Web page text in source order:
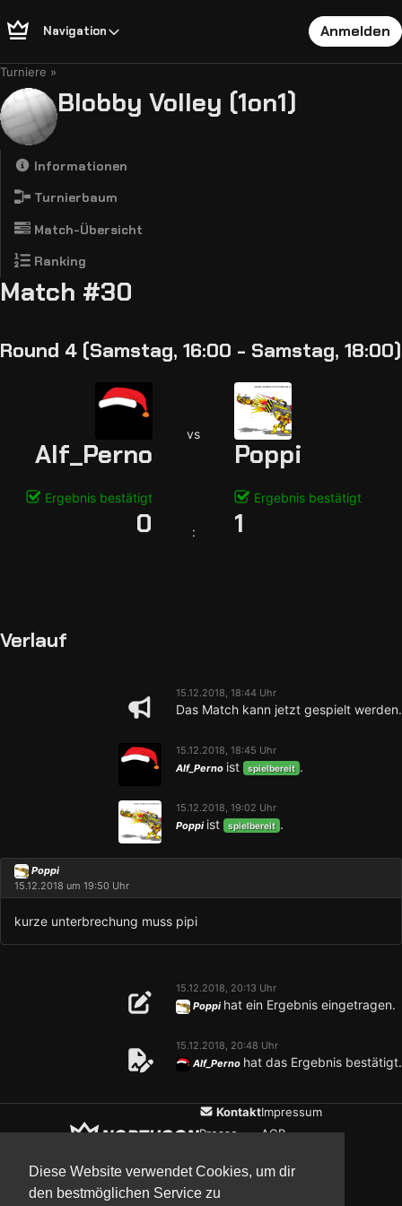
Diese Website verwendet Cookies, um dir
den bestmöglichen Service zu
Navigation Anmelden
Turniere
Blobby Volley (1on1)
Informationen
Turnierbaum
Match-Übersicht
Ranking
Match #30
Round 4 (Samstag, 16:00 - Samstag, 18:00)
Alf_Perno
vs
Poppi
Ergebnis bestätigt Ergebnis bestätigt
0 : 1
Verlauf
15.12.2018, 18:44 Uhr
Das Match kann jetzt gespielt werden.
15.12.2018, 18:45 Uhr
Alf_Perno ist spielbereit .
15.12.2018, 19:02 Uhr
Poppi ist spielbereit .
Poppi
15.12.2018 um 19:50 Uhr
kurze unterbrechung muss pipi
15.12.2018, 20:13 Uhr
Poppi hat ein Ergebnis eingetragen.
15.12.2018, 20:48 Uhr
Alf_Perno hat das Ergebnis bestätigt.
Kontakt
Presse
Impressum
AGB